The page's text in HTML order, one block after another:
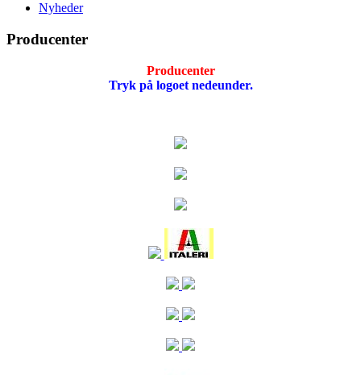
Nyheder
Producenter
Producenter
Tryk på logoet nedeunder.